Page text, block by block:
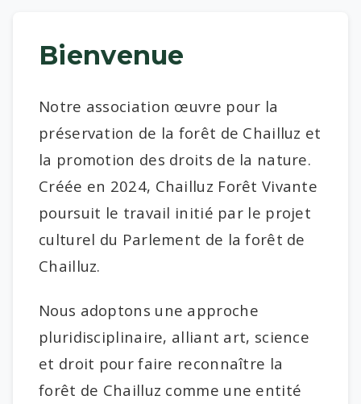
Bienvenue
Notre association œuvre pour la
préservation de la forêt de Chailluz et
la promotion des droits de la nature.
Créée en 2024, Chailluz Forêt Vivante
poursuit le travail initié par le projet
culturel du Parlement de la forêt de
Chailluz.
Nous adoptons une approche
pluridisciplinaire, alliant art, science
et droit pour faire reconnaître la
forêt de Chailluz comme une entité